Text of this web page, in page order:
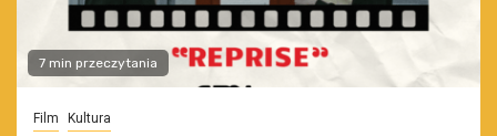
7 min przeczytania
Film Kultura